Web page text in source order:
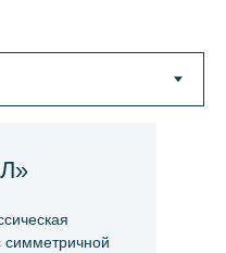
симметричной